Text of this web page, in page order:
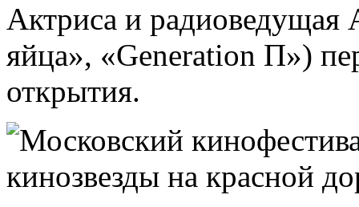
Актриса и
яйца», «Generation П»)
открытия.